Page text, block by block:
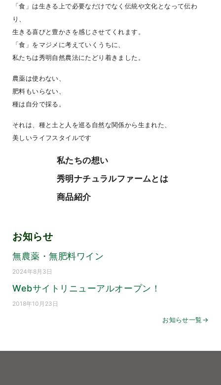
「食」は生きる上で必要なだけでなく伝統や文化となって伝わ
り、
生きる喜びと豊かさを感じさせてくれます。
「食」をマジメに考えていくうちに、
私たちは秀明自然農法にたどり着きました。
農薬は使わない、
肥料もいらない、
種は自分で採る。
それは、種と土と人を巡る自然な関係から生まれた、
美しいライフスタイルです
私たちの想い
秀明ナチュラルファームとは
商品紹介
お知らせ
無農薬・無肥料ワイン
2024年8月3日
Webサイトリニューアルオープン！
2018年10月23日
お知らせ一覧→